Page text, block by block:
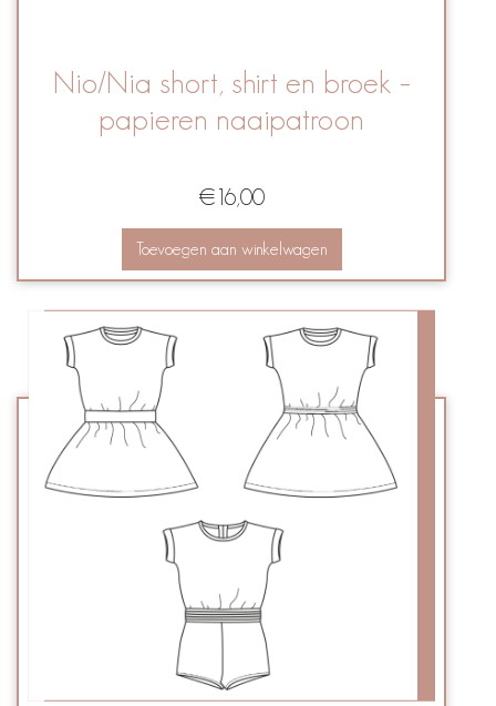
Nio/Nia short, shirt en broek –
papieren naaipatroon
€16,00
Toevoegen aan winkelwagen